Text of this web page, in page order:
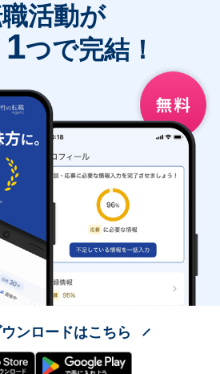
活動が
1つで完結！
ンロードはこちら